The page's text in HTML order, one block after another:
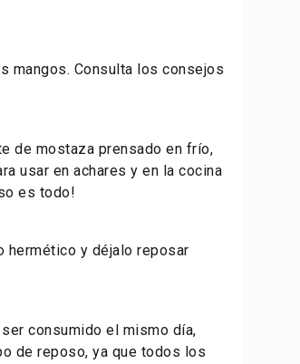
mangos. Consulta los consejos
de mostaza prensado en frío,
usar en achares y en la cocina
es todo!
hermético y déjalo reposar
consumido el mismo día,
de reposo, ya que todos los